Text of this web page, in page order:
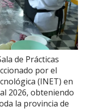
de Prácticas
por el
(INET) en
2026, obteniendo
la provincia de